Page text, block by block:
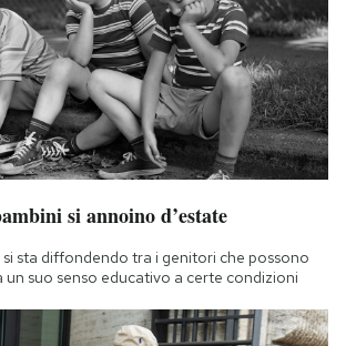
si annoino d’estate
si sta diffondendo tra i genitori che possono
un suo senso educativo a certe condizioni